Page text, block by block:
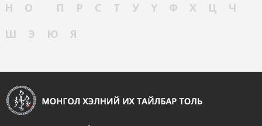
Н
О П Р С Т У Ү Ф Х Ц
Ч
Ш
Э Ю Я